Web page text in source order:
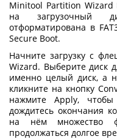
Minitool Partition
на загрузочный
отформатирована в
Secure Boot.
Начните загрузку с
Wizard. Выберите диск
именно целый диск, а
кликните на кнопку
нажмите Apply,
дождитесь окончания
на нём множество
продолжаться долгое